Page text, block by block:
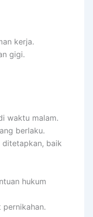
kerja.
gigi.
waktu malam.
berlaku.
ditetapkan, baik
hukum